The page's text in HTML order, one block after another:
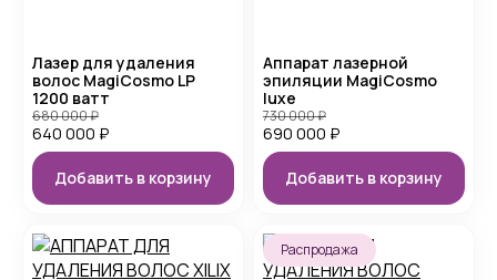
Лазер для удаления
волос MagiCosmo LP
1200 ватт
640 000 ₽
680 000₽
Добавить в корзину
Аппарат лазерной
эпиляции MagiCosmo
luxe
690 000 ₽
730 000₽
Добавить в корзину
Распродажа